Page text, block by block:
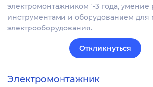
электромонтажником 1-3 года, умение
инструментами и оборудованием для
электрооборудования.
Откликнуться
Электромонтажник